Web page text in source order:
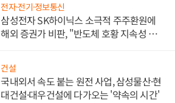
전자·전기·정보통신
삼성전자 SK하이닉스 소극적 주주환원에
해외 증권가 비판, "반도체 호황 지속성 의
건설
국내외서 속도 붙는 원전 사업, 삼성물산·현
대건설·대우건설에 다가오는 '약속의 시간'